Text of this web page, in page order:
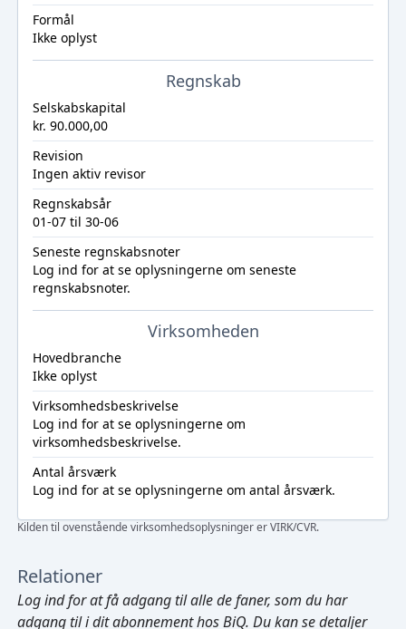
Formål
Ikke oplyst
Regnskab
Selskabskapital
kr. 90.000,00
Revision
Ingen aktiv revisor
Regnskabsår
01-07 til 30-06
Seneste regnskabsnoter
Log ind for at se oplysningerne om seneste
regnskabsnoter.
Virksomheden
Hovedbranche
Ikke oplyst
Virksomhedsbeskrivelse
Log ind for at se oplysningerne om
virksomhedsbeskrivelse.
Antal årsværk
Log ind for at se oplysningerne om antal årsværk.
Kilden til ovenstående virksomhedsoplysninger er VIRK/CVR.
Relationer
Log indfor at få adgang til alle de faner, som du har
adgang til i dit abonnement hos BiQ. Du kan se detaljer